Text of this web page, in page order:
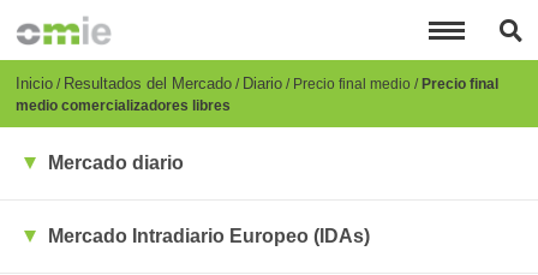
principal
Breadcrumb
Inicio Resultados del Mercado Diario Precio final medio Precio final
medio comercializadores libres
Mercado diario
Mercado Intradiario Europeo (IDAs)